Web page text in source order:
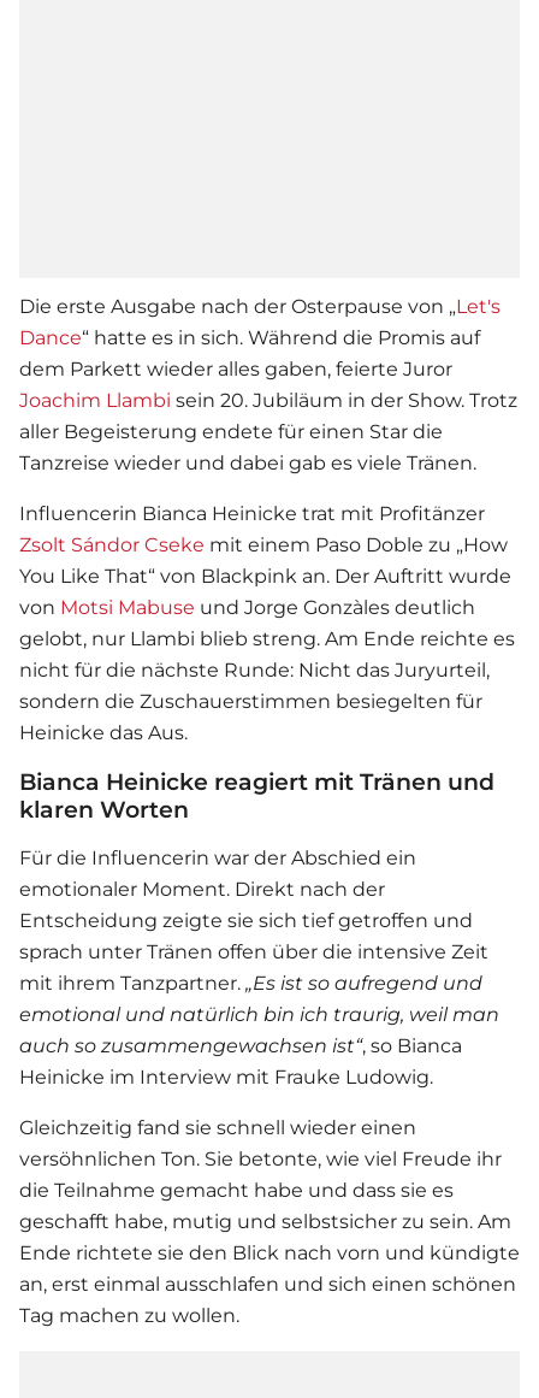
Die erste Ausgabe nach der Osterpause von „Let's
Dance“ hatte es in sich. Während die Promis auf
dem Parkett wieder alles gaben, feierte Juror
Joachim Llambi sein 20. Jubiläum in der Show. Trotz
aller Begeisterung endete für einen Star die
Tanzreise wieder und dabei gab es viele Tränen.
Influencerin Bianca Heinicke trat mit Profitänzer
Zsolt Sándor Cseke mit einem Paso Doble zu „How
You Like That“ von Blackpink an. Der Auftritt wurde
von Motsi Mabuse und Jorge Gonzàles deutlich
gelobt, nur Llambi blieb streng. Am Ende reichte es
nicht für die nächste Runde: Nicht das Juryurteil,
sondern die Zuschauerstimmen besiegelten für
Heinicke das Aus.
Bianca Heinicke reagiert mit Tränen und
klaren Worten
Für die Influencerin war der Abschied ein
emotionaler Moment. Direkt nach der
Entscheidung zeigte sie sich tief getroffen und
sprach unter Tränen offen über die intensive Zeit
mit ihrem Tanzpartner. „Es ist so aufregend und
emotional und natürlich bin ich traurig, weil man
auch so zusammengewachsen ist“, so Bianca
Heinicke im Interview mit Frauke Ludowig.
Gleichzeitig fand sie schnell wieder einen
versöhnlichen Ton. Sie betonte, wie viel Freude ihr
die Teilnahme gemacht habe und dass sie es
geschafft habe, mutig und selbstsicher zu sein. Am
Ende richtete sie den Blick nach vorn und kündigte
an, erst einmal ausschlafen und sich einen schönen
Tag machen zu wollen.